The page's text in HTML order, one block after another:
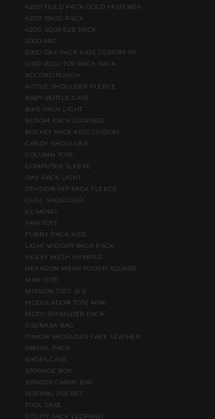
420D FEILD PACK GOLD FASTENER
420D SNUG PACK
420D SQUEEZE PACK
500D ARC
500D DAY PACK KIDS CUSTOM SP
500D ROLL TOP BACK PACK
ACCORD POUCH
ACTIVE SHOULDER FLEECE
BABY BOTTLE CASE
BIKE PACK LIGHT
BLOOM PACK LEOPARD
BUCKET PACK KIDS CUSTOM
CANDY SHOULDER
COLUMN TOTE
COMPUTER SLEEVE
DAY PACK LIGHT
DIVISION HIP PACK FLEECE
DUAL SHOULDER
EL MORO
FAM TOTE
FUNNY PACK KIDS
LIGHT WEIGHT BACK PACK
HEAVY MESH HUMPER
HEXAGON MESH POUCH SQUARE
MINI TOTE
MISSION TOTE (XS)
MODULATION TOTE MINI
MOTO SHOULDER PACK
OSUNABA BAG
PINION SHOULDER FAKE LEATHER
PROWL PACK
SHOES CASE
STORAGE BOX
STRIDER CARRY BAG
SORTING POCKET
TOOL CASE
UTILITY SACK LEOPARD